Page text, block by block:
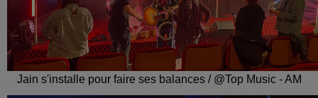
Jain s'installe pour faire ses balances / @Top Music - AM